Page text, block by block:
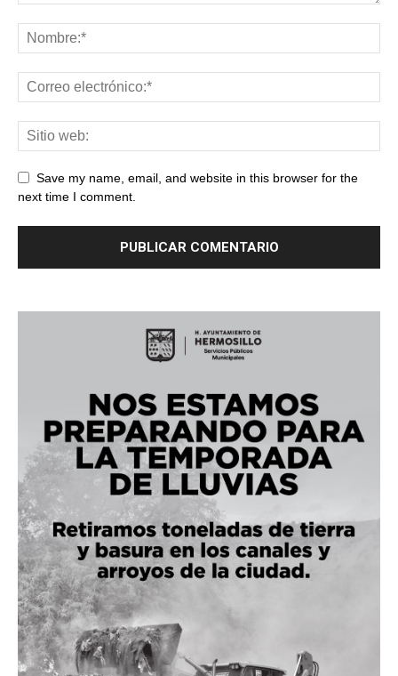
Save my name, email, and website in this browser for the
next time I comment.